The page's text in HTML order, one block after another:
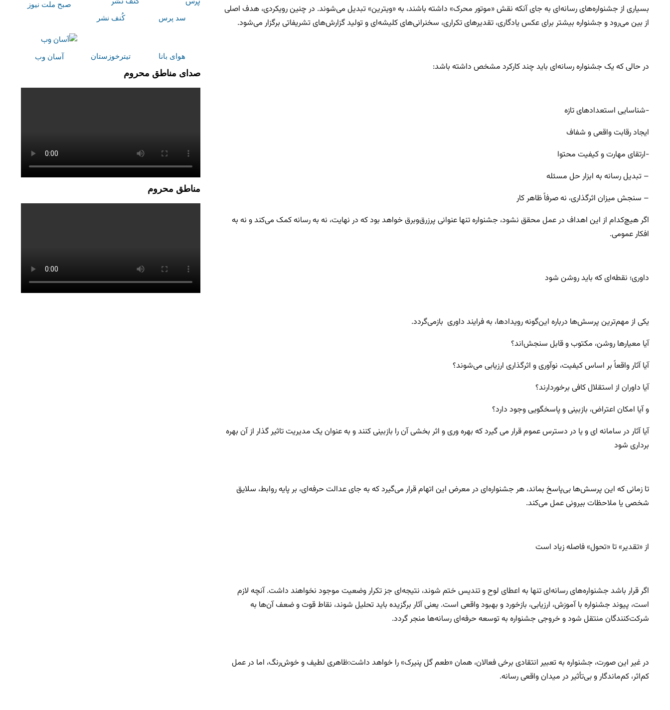
بسیاری از جشنواره‌های رسانه‌ای به جای آنکه نقش «موتور محرک» داشته باشند، به «ویترین» تبدیل می‌شوند. در چنین رویکردی، هدف اصلی
از بین می‌رود و جشنواره بیشتر برای عکس یادگاری، تقدیرهای تکراری، سخنرانی‌های کلیشه‌ای و تولید گزارش‌های تشریفاتی برگزار می‌شود.
در حالی که یک جشنواره رسانه‌ای باید چند کارکرد مشخص داشته باشد:
-شناسایی استعدادهای تازه
ایجاد رقابت واقعی و شفاف
-ارتقای مهارت و کیفیت محتوا
– تبدیل رسانه به ابزار حل مسئله
– سنجش میزان اثرگذاری، نه صرفاً ظاهر کار
اگر هیچ‌کدام از این اهداف در عمل محقق نشود، جشنواره تنها عنوانی پرزرق‌وبرق خواهد بود که در نهایت، نه به رسانه کمک می‌کند و نه به
افکار عمومی.
داوری؛ نقطه‌ای که باید روشن شود
یکی از مهم‌ترین پرسش‌ها درباره این‌گونه رویدادها، به فرایند داوری بازمی‌گردد.
آیا معیارها روشن، مکتوب و قابل سنجش‌اند؟
آیا آثار واقعاً بر اساس کیفیت، نوآوری و اثرگذاری ارزیابی می‌شوند؟
آیا داوران از استقلال کافی برخوردارند؟
و آیا امکان اعتراض، بازبینی و پاسخگویی وجود دارد؟
آیا آثار در سامانه ای و یا در دسترس عموم قرار می گیرد که بهره وری و اثر بخشی آن را بازبینی کنند و به عنوان یک مدیریت تاثیر گذار از آن بهره
برداری شود
تا زمانی که این پرسش‌ها بی‌پاسخ بماند، هر جشنواره‌ای در معرض این اتهام قرار می‌گیرد که به جای عدالت حرفه‌ای، بر پایه روابط، سلایق
شخصی یا ملاحظات بیرونی عمل می‌کند.
از «تقدیر» تا «تحول» فاصله زیاد است
اگر قرار باشد جشنواره‌های رسانه‌ای تنها به اعطای لوح و تندیس ختم شوند، نتیجه‌ای جز تکرار وضعیت موجود نخواهند داشت. آنچه لازم
است، پیوند جشنواره با آموزش، ارزیابی، بازخورد و بهبود واقعی است. یعنی آثار برگزیده باید تحلیل شوند، نقاط قوت و ضعف آن‌ها به
شرکت‌کنندگان منتقل شود و خروجی جشنواره به توسعه حرفه‌ای رسانه‌ها منجر گردد.
در غیر این صورت، جشنواره به تعبیر انتقادی برخی فعالان، همان «طعم گل پنیرک» را خواهد داشت:ظاهری لطیف و خوش‌رنگ، اما در عمل
کم‌اثر، کم‌ماندگار و بی‌تأثیر در میدان واقعی رسانه.
سد پرس کُنف نشر
صبح ملت نیوز
هوای بانا تیترخوزستان آسان وب
صدای مناطق محروم
مناطق محروم